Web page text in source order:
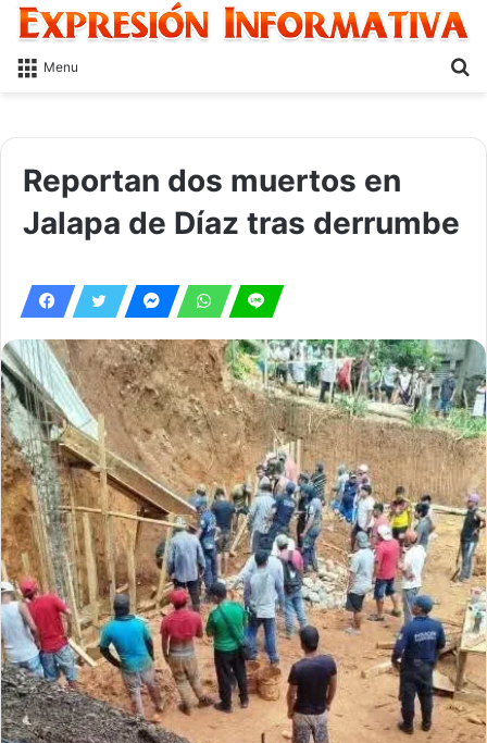
Menu
Reportan dos muertos en
Jalapa de Díaz tras derrumbe